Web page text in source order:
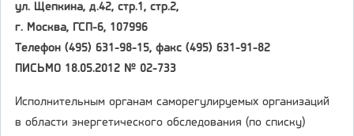
ул. Щепкина, д.42, стр.1, стр.2,
г. Москва, ГСП-6, 107996
Телефон (495) 631-98-15, факс (495) 631-91-82
ПИСЬМО 18.05.2012 № 02-733
Исполнительным органам саморегулируемых организаций
в области энергетического обследования (по списку)